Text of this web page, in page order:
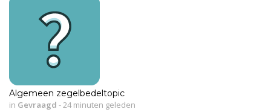
Algemeen zegelbedeltopic
in Gevraagd -24 minuten geleden